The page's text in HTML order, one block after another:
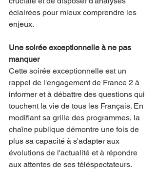
éclairées pour mieux comprendre les
enjeux.
Une soirée exceptionnelle à ne pas
manquer
Cette soirée exceptionnelle est un
rappel de l'engagement de France 2 à
informer et à débattre des questions qui
touchent la vie de tous les Français. En
modifiant sa grille des programmes, la
chaîne publique démontre une fois de
plus sa capacité à s'adapter aux
évolutions de l'actualité et à répondre
aux attentes de ses téléspectateurs.